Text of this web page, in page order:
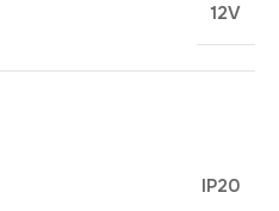
12V
IP20